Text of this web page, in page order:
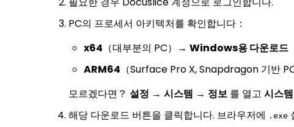
PC의 프로세서 아키텍처를 확인합니다：
x64 （대부분의 PC）→ Windows용 다운로드
ARM64 （Surface Pro X, Snapdragon 기반
모르겠다면？ 설정 → 시스템 → 정보 를 열고 시스
해당 다운로드 버튼을 클릭합니다. 브라우저에 .exe